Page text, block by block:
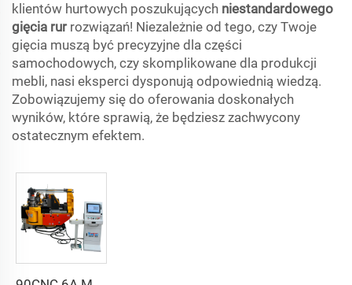
klientów hurtowych poszukujących niestandardowego
gięcia rur rozwiązań! Niezależnie od tego, czy Twoje
gięcia muszą być precyzyjne dla części
samochodowych, czy skomplikowane dla produkcji
mebli, nasi eksperci dysponują odpowiednią wiedzą.
Zobowiązujemy się do oferowania doskonałych
wyników, które sprawią, że będziesz zachwycony
ostatecznym efektem.